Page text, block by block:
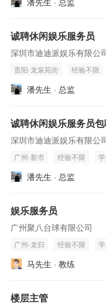
诚聘休闲娱乐服务员
深圳市迪迪派娱乐有限公
贵阳-龙泉苑街 经验不限
潘先生 · 总监
诚聘休闲娱乐服务员
深圳市迪迪派娱乐有限公
广州-新市 经验不限
潘先生 · 总监
娱乐服务员
广州聚八台球有限公司
广州-龙归 经验不限
马先生 · 教练
楼层主管